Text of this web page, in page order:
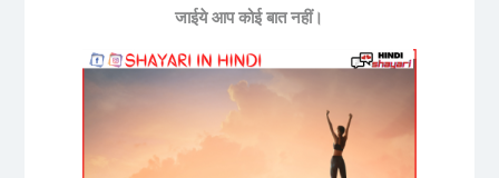
जाईये आप कोई बात नहीं।